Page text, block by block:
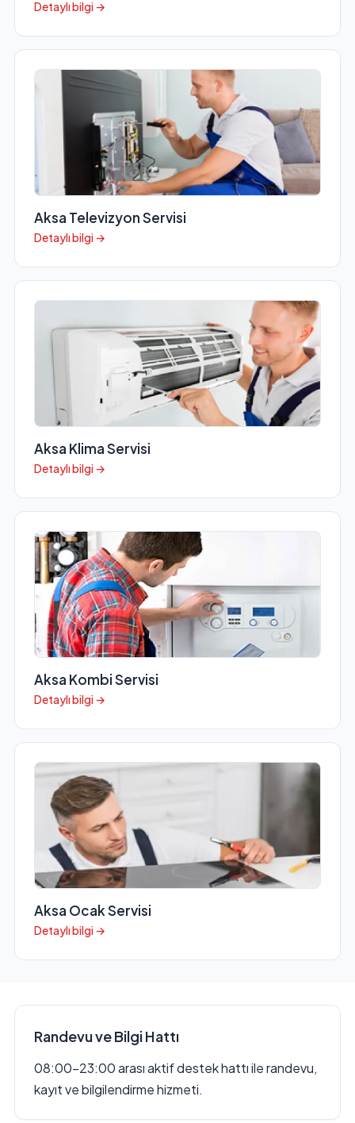
Detaylı bilgi →
Aksa Televizyon Servisi
Detaylı bilgi →
Aksa Klima Servisi
Detaylı bilgi →
Aksa Kombi Servisi
Detaylı bilgi →
Aksa Ocak Servisi
Detaylı bilgi →
Randevu ve Bilgi Hattı
08:00–23:00 arası aktif destek hattı ile randevu,
kayıt ve bilgilendirme hizmeti.